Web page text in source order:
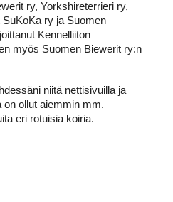
ry, Yorkshireterrieri ry,
ry ja Suomen
Kennelliiton
myös Suomen Biewerit ry:n
niitä nettisivuilla ja
on ollut aiemmin mm.
eri rotuisia koiria.